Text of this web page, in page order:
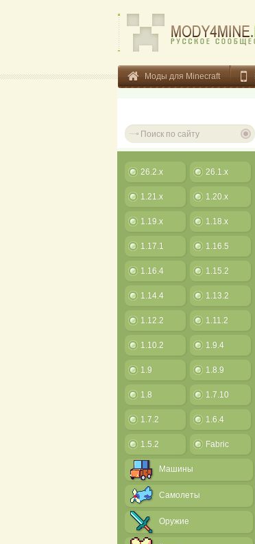
Моды для Minecraft
26.2.x 26.1.x
1.21.x 1.20.x
1.19.x 1.18.x
1.17.1 1.16.5
1.16.4 1.15.2
1.14.4 1.13.2
1.12.2 1.11.2
1.10.2 1.9.4
1.9 1.8.9
1.8 1.7.10
1.7.2 1.6.4
1.5.2 Fabric
Машины
Самолеты
Оружие